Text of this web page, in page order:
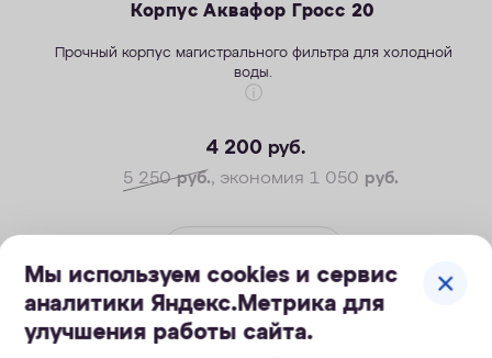
Корпус Аквафор Гросс 20
Прочный корпус магистрального фильтра для холодной
воды.
4 200 руб.
5 250руб., экономия 1 050 руб.
Мы используем cookies и сервис
аналитики Яндекс.Метрика для
улучшения работы сайта.